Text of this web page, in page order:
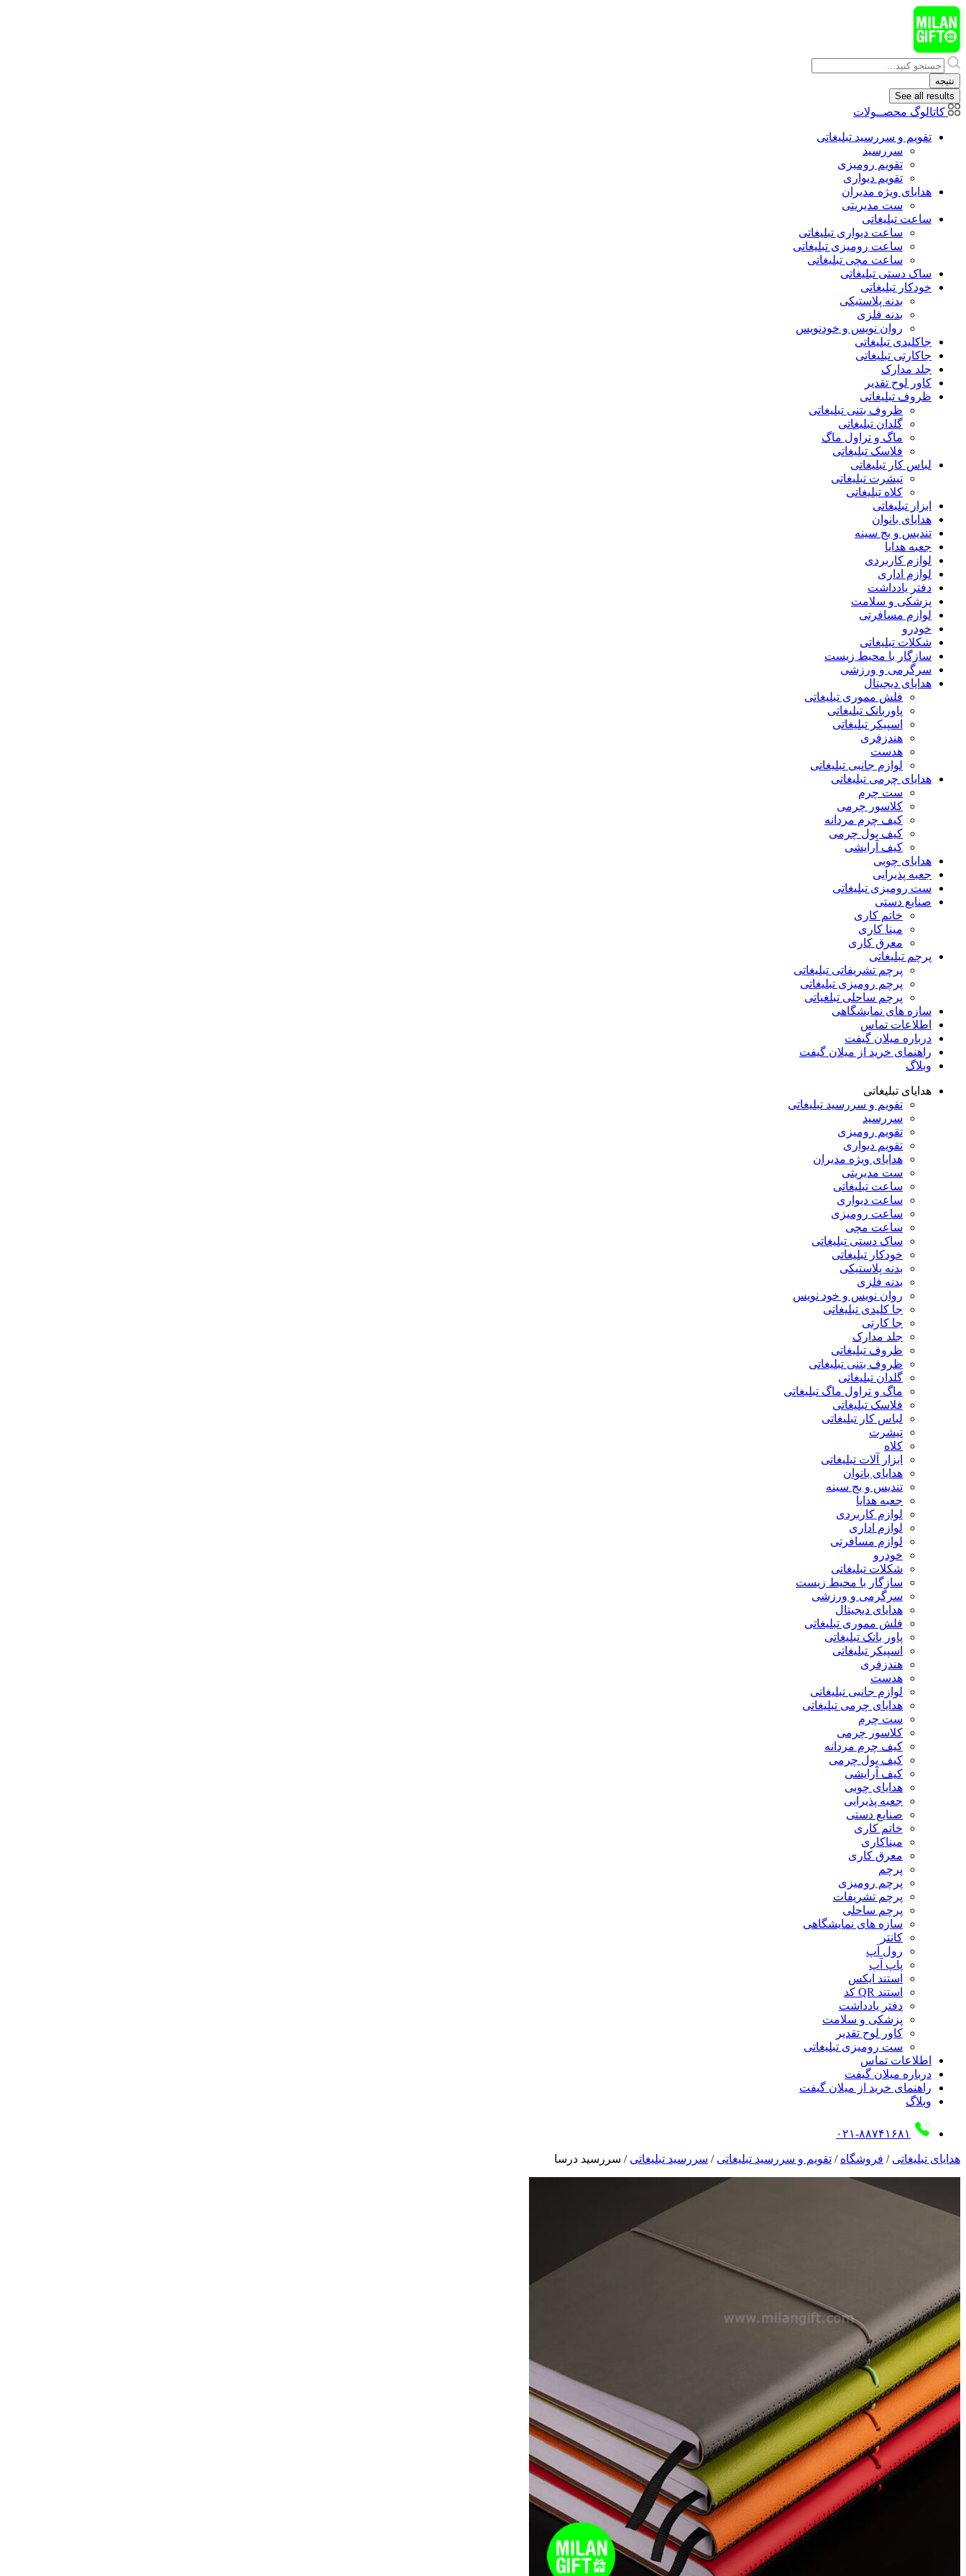
پرش
به
محتوا
Search
...
نتیجه
See all results
کاتالوگ محصــولات
تقویم و سررسید تبلیغاتی
سررسید
تقویم رومیزی
تقویم دیواری
هدایای ويژه مدیران
ست مدیریتی
ساعت تبلیغاتی
ساعت دیواری تبلیغاتی
ساعت رومیزی تبلیغاتی
ساعت مچی تبلیغاتی
ساک دستی تبلیغاتی
خودکار تبلیغاتی
بدنه پلاستیکی
بدنه فلزی
روان نویس و خودنویس
جاکلیدی تبلیغاتی
جاکارتی تبلیغاتی
جلد مدارک
کاور لوح تقدیر
ظروف تبلیغاتی
ظروف بتنی تبلیغاتی
گلدان تبلیغاتی
ماگ و تراول ماگ
فلاسک تبلیغاتی
لباس کار تبلیغاتی
تیشرت تبلیغاتی
کلاه تبلیغاتی
ابزار تبلیغاتی
هدایای بانوان
تندیس و بج سینه
جعبه هدایا
لوازم کاربردی
لوازم اداری
دفتر یادداشت
پزشکی و سلامت
لوازم مسافرتی
خودرو
شکلات تبلیغاتی
سازگار با محیط زیست
سرگرمی و ورزشی
هدایای دیجیتال
فلش مموری تبلیغاتی
پاوربانک تبلیغاتی
اسپیکر تبلیغاتی
هندزفری
هدست
لوازم جانبی تبلیغاتی
هدایای چرمی تبلیغاتی
ست چرم
کلاسور چرمی
کیف چرم مردانه
کیف پول چرمی
کیف آرایشی
هدایای چوبی
جعبه پذیرایی
ست رومیزی تبلیغاتی
صنایع دستی
خاتم کاری
مینا کاری
معرق کاری
پرچم تبلیغاتی
پرچم تشریفاتی تبلیغاتی
پرچم رومیزی تبلیغاتی
پرچم ساحلی تبلغیاتی
سازه های نمایشگاهی
اطلاعات تماس
درباره میلان گیفت
راهنمای خرید از میلان گیفت
وبلاگ
هدایای تبلیغاتی
تقویم و سررسید تبلیغاتی
سررسید
تقویم رومیزی
تقویم دیواری
هدایای ویژه مدیران
ست مدیریتی
ساعت تبلیغاتی
ساعت دیواری
ساعت رومیزی
ساعت مچی
ساک دستی تبلیغاتی
خودکار تبلیغاتی
بدنه پلاستیکی
بدنه فلزی
روان نویس و خود نویس
جا کلیدی تبلیغاتی
جا کارتی
جلد مدارک
ظروف تبلیغاتی
ظروف بتنی تبلیغاتی
گلدان تبلیغاتی
ماگ و تراول ماگ تبلیغاتی
فلاسک تبلیغاتی
لباس کار تبلیغاتی
تیشرت
کلاه
ابزار آلات تبلیغاتی
هدایای بانوان
تندیس و بج سینه
جعبه هدایا
لوازم کاربردی
لوازم اداری
لوازم مسافرتی
خودرو
شکلات تبلیغاتی
سازگار با محیط زیست
سرگرمی و ورزشی
هدایای دیجیتال
فلش مموری تبلیغاتی
پاور بانک تبلیغاتی
اسپیکر تبلیغاتی
هندزفری
هدست
لوازم جانبی تبلیغاتی
هدایای چرمی تبلیغاتی
ست چرم
کلاسور چرمی
کیف چرم مردانه
کیف پول چرمی
کیف آرایشی
هدایای چوبی
جعبه پذیرایی
صنایع دستی
خاتم کاری
میناکاری
معرق کاری
پرچم
پرچم رومیزی
پرچم تشریفات
پرچم ساحلی
سازه های نمایشگاهی
کانتر
رول آپ
پاپ آپ
استند ایکس
استند QR کد
دفتر یادداشت
پزشکی و سلامت
کاور لوح تقدیر
ست رومیزی تبلیغاتی
اطلاعات تماس
درباره میلان گیفت
راهنمای خرید از میلان گیفت
وبلاگ
۰۲۱-۸۸۷۴۱۶۸۱
هدایای تبلیغاتی / فروشگاه / تقویم و سررسید تبلیغاتی / سررسید تبلیغاتی / سررسید درسا